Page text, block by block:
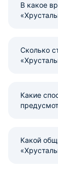
В какое
Сколько
Какие
Какой